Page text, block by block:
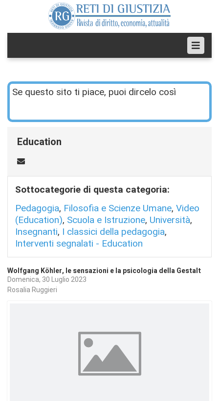
Se questo sito ti piace, puoi dircelo così
Education
Sottocategorie di questa categoria:
Pedagogia, Filosofia e Scienze Umane, Video
(Education), Scuola e Istruzione, Università,
Insegnanti, I classici della pedagogia,
Interventi segnalati - Education
Wolfgang Köhler, le sensazioni e la psicologia della Gestalt
Domenica, 30 Luglio 2023
Rosalia Ruggieri